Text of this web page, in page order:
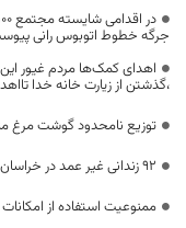
جرگه خطوط اتوبوس رانی
اهدای کمک‌ها مردم غیور
،گذشتن از زیارت خانه خدا
توزیع نامحدود گوشت مرغ
۹۲ زندانی غیر عمد در خراسان جنوبی آزاد شدند
ممنوعیت استفاده از